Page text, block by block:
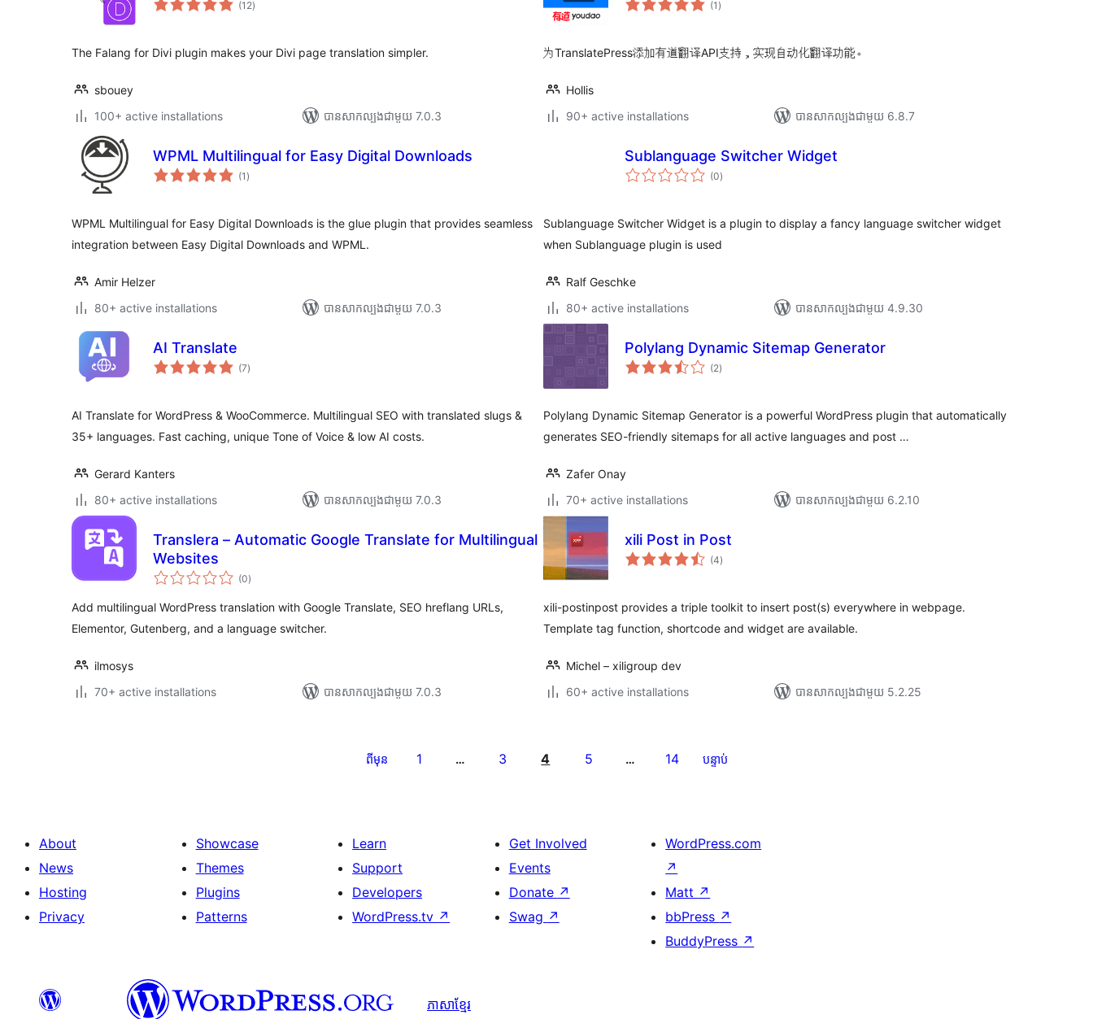
(12វាយ
)
The Falang for Divi plugin makes your Divi page translation simpler.
sbouey
100+ active installations
បាន​សាកល្បង​ជាមួយ 7.0.3
(1វាយ
)
为TranslatePress添加有道翻译API支持，实现自动化翻译功能。
Hollis
90+ active installations
បាន​សាកល្បង​ជាមួយ 6.8.7
WPML Multilingual for Easy Digital Downloads
(1 ការ
វាយ
)
WPML Multilingual for Easy Digital Downloads is the glue plugin that provides seamless
integration between Easy Digital Downloads and WPML.
Amir Helzer
80+ active installations
បាន​សាកល្បង​ជាមួយ 7.0.3
Sublanguage Switcher Widget
(0ការ
វាយ
)
Sublanguage Switcher Widget is a plugin to display a fancy language switcher widget
when Sublanguage plugin is used
Ralf Geschke
80+ active installations
បាន​សាកល្បង​ជាមួយ 4.9.30
AI Translate
(7ការ
វាយ
)
AI Translate for WordPress & WooCommerce. Multilingual SEO with translated slugs &
35+ languages. Fast caching, unique Tone of Voice & low AI costs.
Gerard Kanters
80+ active installations
បាន​សាកល្បង​ជាមួយ 7.0.3
Polylang Dynamic Sitemap Generator
(2ការ
វាយ
)
Polylang Dynamic Sitemap Generator is a powerful WordPress plugin that automatically
generates SEO-friendly sitemaps for all active languages and post …
Zafer Onay
70+ active installations
បាន​សាកល្បង​ជាមួយ 6.2.10
Translera – Automatic Google Translate for Multilingual
Websites
(0ការ
វាយ
សរុប
)
Add multilingual WordPress translation with Google Translate, SEO hreflang URLs,
Elementor, Gutenberg, and a language switcher.
ilmosys
70+ active installations
បាន​សាកល្បង​ជាមួយ 7.0.3
xili Post in Post
(4ការ
វាយ
)
xili-postinpost provides a triple toolkit to insert post(s) everywhere in webpage.
Template tag function, shortcode and widget are available.
Michel – xiligroup dev
60+ active installations
បាន​សាកល្បង​ជាមួយ 5.2.25
ពីមុន 1 … 3 4 5 … 14 បន្ទាប់
About
News
Hosting
Privacy
Showcase
Themes
Plugins
Patterns
Learn
Support
Developers
WordPress.tv ↗
Get Involved
Events
Donate ↗
Swag ↗
WordPress.com
↗
Matt ↗
bbPress ↗
BuddyPress ↗
ភាសា​ខ្មែរ